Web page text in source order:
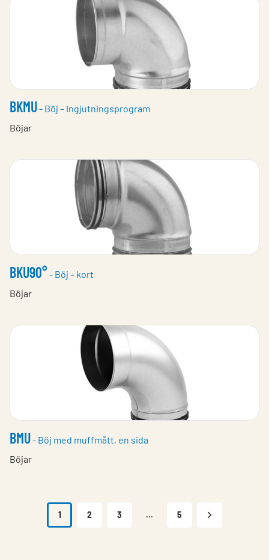
BKMU- Böj – Ingjutningsprogram
Böjar
BKU90°- Böj – kort
Böjar
BMU- Böj med muffmått, en sida
Böjar
1 2 3 ... 5